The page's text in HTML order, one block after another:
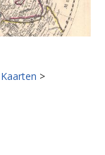
Kaarten >